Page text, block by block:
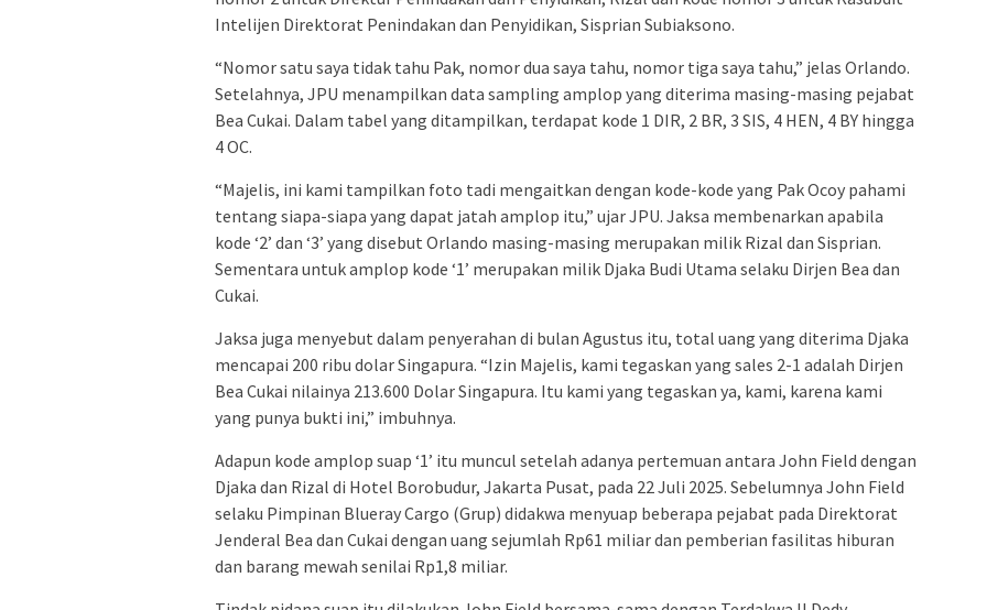
Intelijen Direktorat Penindakan dan Penyidikan, Sisprian Subiaksono.
“Nomor satu saya tidak tahu Pak, nomor dua saya tahu, nomor tiga saya tahu,” jelas Orlando.
Setelahnya, JPU menampilkan data sampling amplop yang diterima masing-masing pejabat
Bea Cukai. Dalam tabel yang ditampilkan, terdapat kode 1 DIR, 2 BR, 3 SIS, 4 HEN, 4 BY hingga
4 OC.
“Majelis, ini kami tampilkan foto tadi mengaitkan dengan kode-kode yang Pak Ocoy pahami
tentang siapa-siapa yang dapat jatah amplop itu,” ujar JPU. Jaksa membenarkan apabila
kode ‘2’ dan ‘3’ yang disebut Orlando masing-masing merupakan milik Rizal dan Sisprian.
Sementara untuk amplop kode ‘1’ merupakan milik Djaka Budi Utama selaku Dirjen Bea dan
Cukai.
Jaksa juga menyebut dalam penyerahan di bulan Agustus itu, total uang yang diterima Djaka
mencapai 200 ribu dolar Singapura. “Izin Majelis, kami tegaskan yang sales 2-1 adalah Dirjen
Bea Cukai nilainya 213.600 Dolar Singapura. Itu kami yang tegaskan ya, kami, karena kami
yang punya bukti ini,” imbuhnya.
Adapun kode amplop suap ‘1’ itu muncul setelah adanya pertemuan antara John Field dengan
Djaka dan Rizal di Hotel Borobudur, Jakarta Pusat, pada 22 Juli 2025. Sebelumnya John Field
selaku Pimpinan Blueray Cargo (Grup) didakwa menyuap beberapa pejabat pada Direktorat
Jenderal Bea dan Cukai dengan uang sejumlah Rp61 miliar dan pemberian fasilitas hiburan
dan barang mewah senilai Rp1,8 miliar.